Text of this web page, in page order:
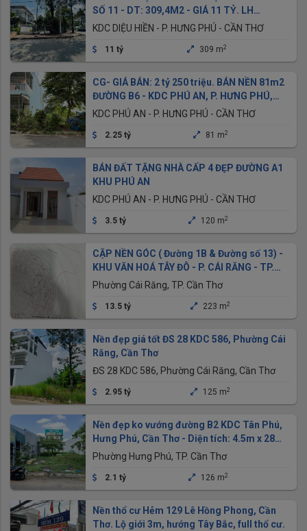
SỐ 11 - DT: 309,4M2 - GIÁ 11 TỶ. LH
0949946604 QUÝ
KDC DIỆU HIỀN - P. HƯNG PHÚ - CẦN THƠ
11 tỷ 309 m2
CG- GIÁ BÁN: 2 tỷ 250 triệu. BÁN NỀN 81m2
ĐƯỜNG B6 - KDC PHÚ AN, P. HƯNG PHÚ,
CẦN THƠ GIA TỐT NHẤT
KDC PHÚ AN - P. HƯNG PHÚ - CẦN THƠ
2.25 tỷ 81 m2
BÁN ĐẤT TẶNG NHÀ CẤP 4 ĐẸP ĐƯỜNG A1
KHU PHÚ AN
KDC PHÚ AN - P. HƯNG PHÚ - CẦN THƠ
3.5 tỷ 120 m2
CẶP NỀN GÓC ( Đường 1B & Đường số 13) -
KHU VĂN HOÁ TÂY ĐÔ - P. CÁI RĂNG - TP.
CẦN THƠ
Phường Cái Răng, TP. Cần Thơ
13.5 tỷ 223 m2
Nền đẹp giá tốt ĐS 28 KDC 586, Phường Cái
Răng, Cần Thơ
ĐS 28 KDC 586, Phường Cái Răng, Cần Thơ
2.95 tỷ 125 m2
Nền đẹp ko vướng đường B2 KDC Tân Phú,
Hưng Phú, Cần Thơ - Diện tích: 4.5m x 28m
= 126m2 ODT
Phường Hưng Phú, TP. Cần Thơ
2.1 tỷ 126 m2
Nền thổ cư Hẻm 129 Lê Hồng Phong, Cần
Thơ. Lộ giới 3m, hướng Tây Bắc, full thổ cư.